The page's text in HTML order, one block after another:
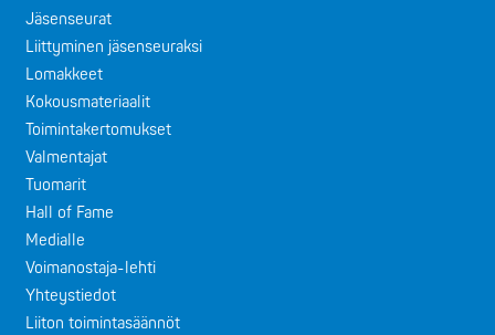
Jäsenseurat
Liittyminen jäsenseuraksi
Lomakkeet
Kokousmateriaalit
Toimintakertomukset
Valmentajat
Tuomarit
Hall of Fame
Medialle
Voimanostaja-lehti
Yhteystiedot
Liiton toimintasäännöt